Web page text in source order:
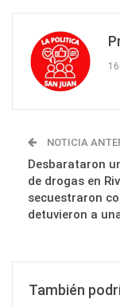
NOTICIA
Desbarataron
de drogas en
secuestraron
detuvieron a
También